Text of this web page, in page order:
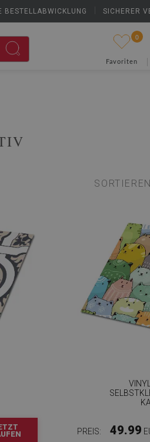
BESTELLABWICKLUNG SICHERER
0
Favoriten
PREIS: 49.99